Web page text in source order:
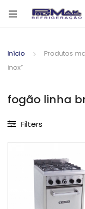
Início
Produtos
inox”
fogão linha
Filters